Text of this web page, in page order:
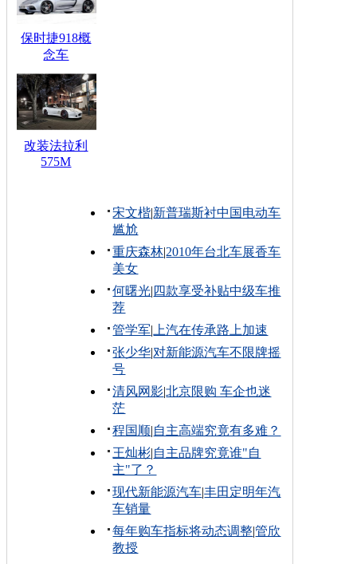
保时捷918概
念车
改装法拉利
575M
宋文楷|新普瑞斯衬中国电动车
尴尬
重庆森林|2010年台北车展香车
美女
何曙光| 四款享受补贴中级车推
荐
管学军| 上汽在传承路上加速
张少华|对新能源汽车不限牌摇
号
清风网影|北京限购 车企也迷
茫
程国顺|自主高端究竟有多难？
王灿彬|自主品牌究竟谁"自
主"了？
现代新能源汽车|丰田定明年汽
车销量
每年购车指标将动态调整|管欣
教授